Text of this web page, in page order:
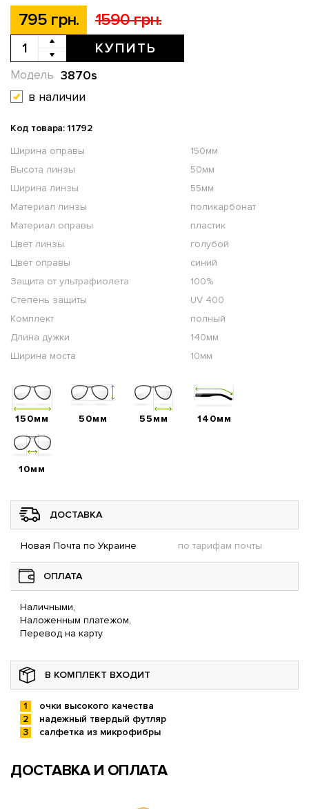
795 грн. 1590 грн.
КУПИТЬ
3870s
Модель
в наличии
Код товара: 11792
Ширина оправы
150мм
Высота линзы
50мм
Ширина линзы
55мм
Материал линзы
поликарбонат
Материал оправы
пластик
Цвет линзы
голубой
Цвет оправы
синий
Защита от ультрафиолета
100%
Степень защиты
UV 400
Комплект
полный
Длина дужки
140мм
Ширина моста
10мм
150мм 50мм 55мм 140мм
10мм
ДОСТАВКА
Новая Почта по Украине по тарифам почты
ОПЛАТА
Наличными,
Наложенным платежом,
Перевод на карту
В КОМПЛЕКТ ВХОДИТ
очки высокого качества
надежный твердый футляр
салфетка из микрофибры
ДОСТАВКА И ОПЛАТА